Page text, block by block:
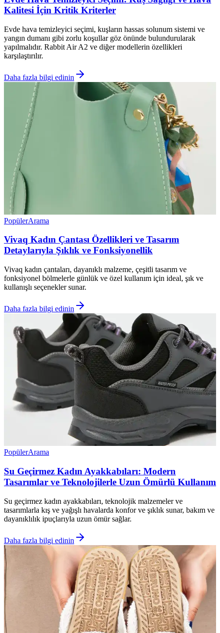
Kalitesi İçin Kritik Kriterler
Evde hava temizleyici seçimi, kuşların hassas solunum sistemi ve
yangın dumanı gibi zorlu koşullar göz önünde bulundurularak
yapılmalıdır. Rabbit Air A2 ve diğer modellerin özellikleri
karşılaştırılır.
Daha fazla bilgi edinin
PopülerArama
Vivaq Kadın Çantası Özellikleri ve Tasarım
Detaylarıyla Şıklık ve Fonksiyonellik
Vivaq kadın çantaları, dayanıklı malzeme, çeşitli tasarım ve
fonksiyonel bölmelerle günlük ve özel kullanım için ideal, şık ve
kullanışlı seçenekler sunar.
Daha fazla bilgi edinin
PopülerArama
Su Geçirmez Kadın Ayakkabıları: Modern
Tasarımlar ve Teknolojilerle Uzun Ömürlü Kullanım
Su geçirmez kadın ayakkabıları, teknolojik malzemeler ve
tasarımlarla kış ve yağışlı havalarda konfor ve şıklık sunar, bakım ve
dayanıklılık ipuçlarıyla uzun ömür sağlar.
Daha fazla bilgi edinin